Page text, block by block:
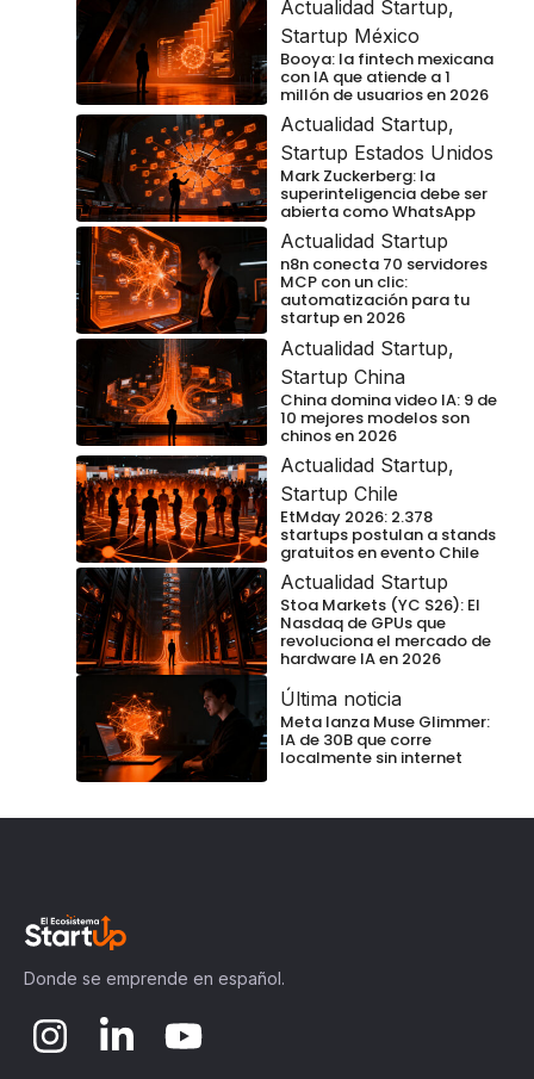
Actualidad Startup,
Startup México
Booya: la fintech mexicana
con IA que atiende a 1
millón de usuarios en 2026
Actualidad Startup,
Startup Estados Unidos
Mark Zuckerberg: la
superinteligencia debe ser
abierta como WhatsApp
Actualidad Startup
n8n conecta 70 servidores
MCP con un clic:
automatización para tu
startup en 2026
Actualidad Startup,
Startup China
China domina video IA: 9 de
10 mejores modelos son
chinos en 2026
Actualidad Startup,
Startup Chile
EtMday 2026: 2.378
startups postulan a stands
gratuitos en evento Chile
Actualidad Startup
Stoa Markets (YC S26): El
Nasdaq de GPUs que
revoluciona el mercado de
hardware IA en 2026
Última noticia
Meta lanza Muse Glimmer:
IA de 30B que corre
localmente sin internet
Donde se emprende en español.